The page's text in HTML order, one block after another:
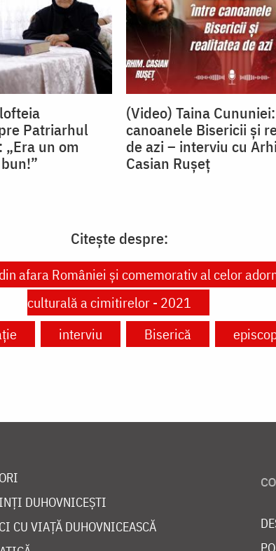
Patriarhul
un om
(Video) Taina
canoanele Bisericii și
de azi – interviu cu
Casian Rușeț
Citește despre:
afara României şi comemorativ al celor
culturală a cimitirelor - 2021
interviu Biserică
DUHOVNICEȘTI
CU VIAȚĂ DUHOVNICEASCĂ